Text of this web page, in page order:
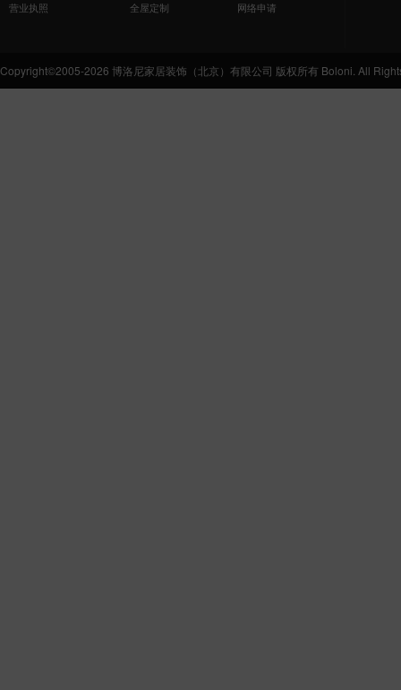
营业执照
全屋定制
网络申请
Copyright©2005-2026 博洛尼家居装饰（北京）有限公司 版权所有 Boloni. All